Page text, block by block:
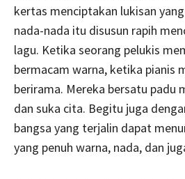
kertas menciptakan lukisan
nada-nada itu disusun rapih
lagu. Ketika seorang pelukis
bermacam warna, ketika pianis
berirama. Mereka bersatu padu
dan suka cita. Begitu juga
bangsa yang terjalin dapat
yang penuh warna, nada, dan